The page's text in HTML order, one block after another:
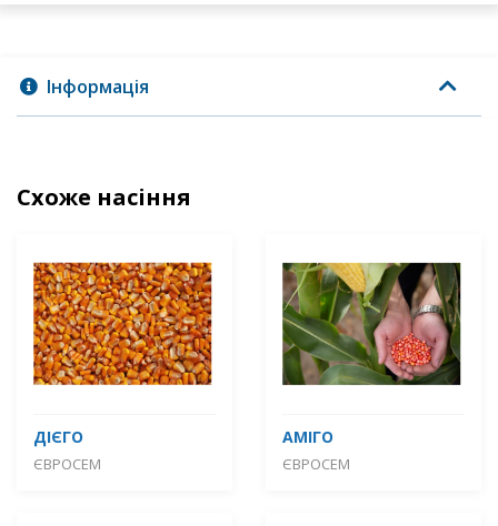
Інформація
Схоже насіння
ДІЄГО
ЄВРОСЕМ
АМІГО
ЄВРОСЕМ